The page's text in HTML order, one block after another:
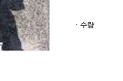
ㆍ수량